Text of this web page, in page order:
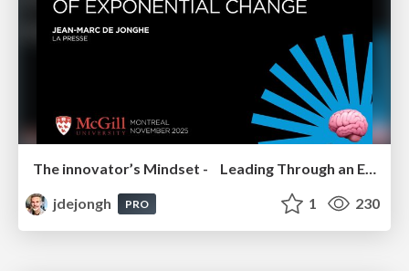
jdejongh
PRO 1 230